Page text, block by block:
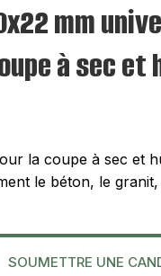
mm
à sec
la coupe à sec et
le béton, le
SOUMETTRE UNE